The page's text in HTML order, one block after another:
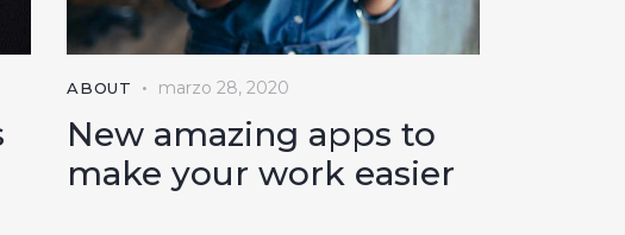
ABOUT marzo 28, 2020
New amazing apps to
make your work easier